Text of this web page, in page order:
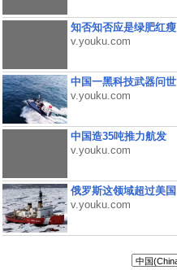
知否知否应是绿肥红瘦
v.youku.com
中国一黑科技武器问世
v.youku.com
中国造35吨推力航发
v.youku.com
俄罗斯这领域超过美国
v.youku.com